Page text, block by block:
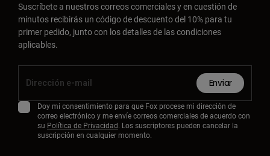
Suscríbete a nuestros correos comerciales y en cuestión de
minutos recibirás un código de descuento del 10% para tu
primer pedido, junto con los detalles de las condiciones
aplicables.
Enviar
Doy mi consentimiento para que Fox procese mi dirección de
correo electrónico y me envíe correos comerciales de acuerdo con
su Política de Privacidad. Los suscriptores pueden cancelar la
suscripción en cualquier momento.